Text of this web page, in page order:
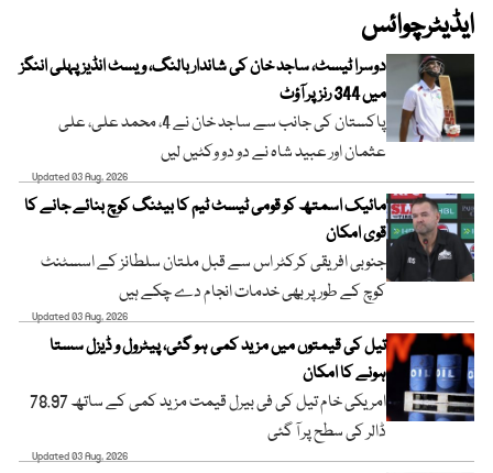
ایڈیٹرچوائس
دوسرا ٹیسٹ، ساجد خان کی شاندار بالنگ، ویسٹ انڈیز پہلی اننگز
میں 344 رنز پر آؤٹ
پاکستان کی جانب سے ساجد خان نے 4، محمد علی، علی
عثمان اور عبید شاہ نے دو دو وکٹیں لیں
Updated 03 Aug, 2026
مائیک اسمتھ کو قومی ٹیسٹ ٹیم کا بیٹنگ کوچ بنائے جانے کا
قوی امکان
جنوبی افریقی کرکٹر اس سے قبل ملتان سلطانز کے اسسٹنٹ
کوچ کے طور پر بھی خدمات انجام دے چکے ہیں
Updated 03 Aug, 2026
تیل کی قیمتوں میں مزید کمی ہو گئی، پیٹرول و ڈیزل سستا
ہونے کا امکان
امریکی خام تیل کی فی بیرل قیمت مزید کمی کے ساتھ 78.97
ڈالر کی سطح پر آ گئی
Updated 03 Aug, 2026